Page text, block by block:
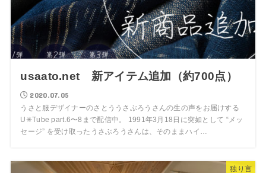
usaato.net 新アイテム追加（約700点）
2020.07.05
うさと服デザイナーのさとううさぶろうさんの生の声をお届けする
U✳︎︎︎︎Tube part.6〜8まで配信中。 1991年3月18日に突如として “メッ
セージ” を受け取ったうさぶろうさんは、そのままハイ…
独り言